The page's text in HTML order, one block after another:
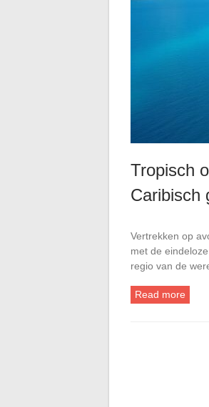
Tropisch
Caribisch
Vertrekken op
met de
regio van de
Read more